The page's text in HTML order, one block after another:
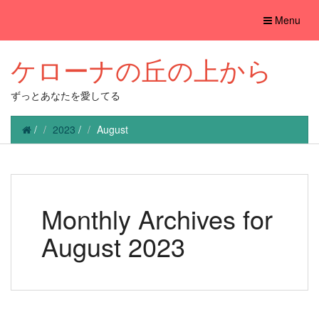
Toggle
Menu
ケローナの丘の上から
ずっとあなたを愛してる
/ 2023 / August
Monthly Archives for
August 2023